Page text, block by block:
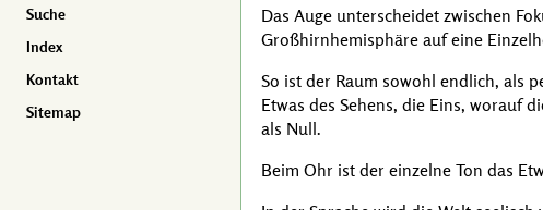
Suche
Index
Kontakt
Sitemap
Das Auge unterscheidet zwischen
Großhirnhemisphäre auf eine
So ist der Raum sowohl endlich, als
Etwas des Sehens, die Eins, worauf
als Null.
Beim Ohr ist der einzelne Ton das